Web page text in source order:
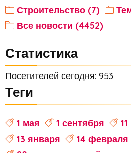
Строительство (7)
Все новости (4452)
Статистика
Посетителей сегодня: 953
Теги
1 мая 1 сентября
13 января
14 февраля